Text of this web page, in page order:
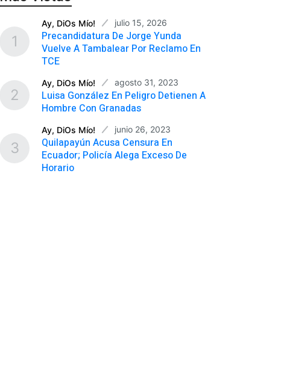
Ay, DiOs Mío! julio 15, 2026
Precandidatura De Jorge Yunda
Vuelve A Tambalear Por Reclamo En
TCE
1
Ay, DiOs Mío! agosto 31, 2023
Luisa González En Peligro Detienen A
Hombre Con Granadas
2
Ay, DiOs Mío! junio 26, 2023
Quilapayún Acusa Censura En
Ecuador; Policía Alega Exceso De
Horario
3